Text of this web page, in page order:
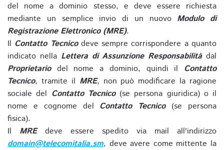
del nome a dominio stesso, e deve essere richiesta
mediante un semplice invio di un nuovo Modulo di
Registrazione Elettronico (MRE).
Il Contatto Tecnicodeve sempre corrispondere a quanto
indicato nella Lettera di Assunzione Responsabilitàdal
Proprietariodel nome a dominio, quindi il Contatto
Tecnico, tramite il MRE, non può modificare la ragione
sociale del Contatto Tecnico(se persona giuridica) o il
nome e cognome del Contatto Tecnico(se persona
fisica).
Il MREdeve essere spedito via mail all'indirizzo
domain@telecomitalia.sm, deve avere come mittente la